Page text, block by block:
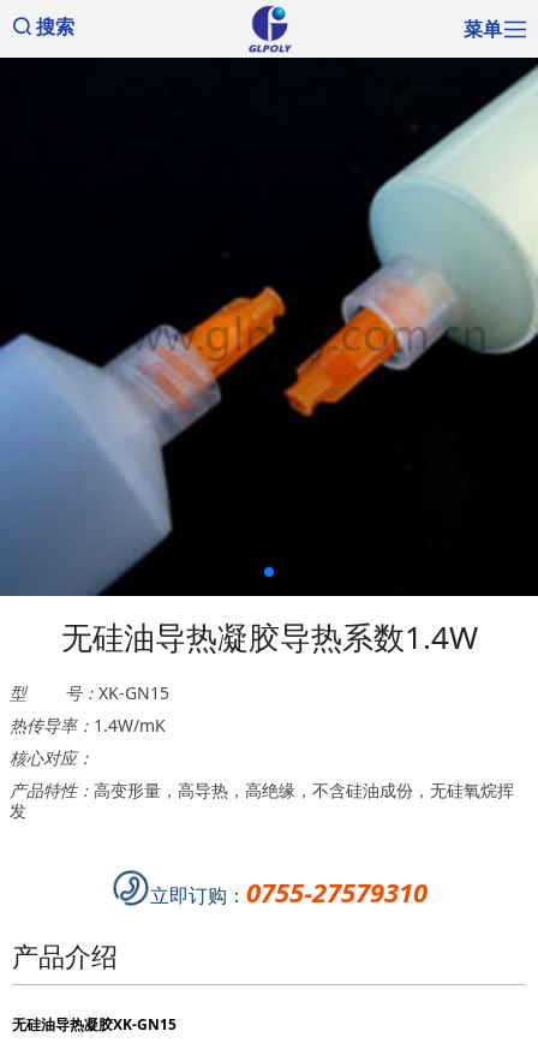
搜索 菜单
无硅油导热凝胶导热系数1.4W
型 号： XK-GN15
热传导率： 1.4W/mK
核心对应：
产品特性： 高变形量，高导热，高绝缘，不含硅油成份，无硅氧烷挥
发
立即订购： 0755-27579310
产品介绍
无硅油导热凝胶XK-GN15